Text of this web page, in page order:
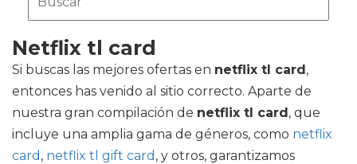
Netflix tl card
Si buscas las mejores ofertas en netflix tl card,
entonces has venido al sitio correcto. Aparte de
nuestra gran compilación de netflix tl card, que
incluye una amplia gama de géneros, como netflix
card , netflix tl gift card , y otros, garantizamos